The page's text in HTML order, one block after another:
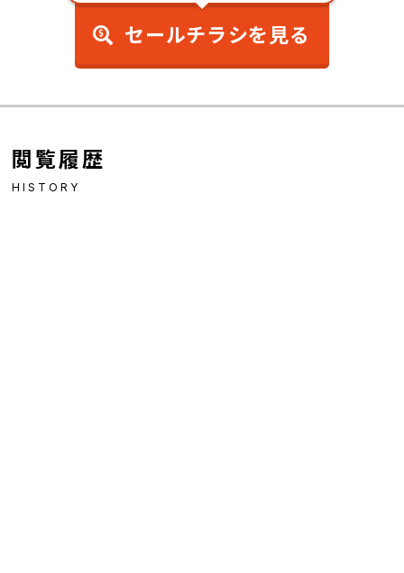
セールチラシを見る
閲覧履歴
HISTORY